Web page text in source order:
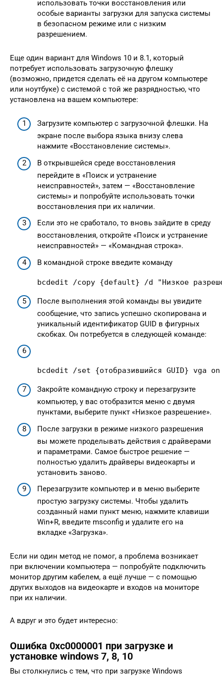
использовать точки восстановления или
особые варианты загрузки для запуска системы
в безопасном режиме или с низким
разрешением.
Еще один вариант для Windows 10 и 8.1, который
потребует использовать загрузочную флешку
(возможно, придется сделать её на другом компьютере
или ноутбуке) с системой с той же разрядностью, что
установлена на вашем компьютере:
Загрузите компьютер с загрузочной флешки. На
экране после выбора языка внизу слева
нажмите «Восстановление системы».
В открывшейся среде восстановления
перейдите в «Поиск и устранение
неисправностей», затем — «Восстановление
системы» и попробуйте использовать точки
восстановления при их наличии.
Если это не сработало, то вновь зайдите в среду
восстановления, откройте «Поиск и устранение
неисправностей» — «Командная строка».
В командной строке введите команду
bcdedit /copy {default} /d "Низкое
После выполнения этой команды вы увидите
сообщение, что запись успешно скопирована и
уникальный идентификатор GUID в фигурных
скобках. Он потребуется в следующей команде:
bcdedit /set {отобразившийся GUID} vga on
Закройте командную строку и перезагрузите
компьютер, у вас отобразится меню с двумя
пунктами, выберите пункт «Низкое разрешение».
После загрузки в режиме низкого разрешения
вы можете проделывать действия с драйверами
и параметрами. Самое быстрое решение —
полностью удалить драйверы видеокарты и
установить заново.
Перезагрузите компьютер и в меню выберите
простую загрузку системы. Чтобы удалить
созданный нами пункт меню, нажмите клавиши
Win+R, введите msconfig и удалите его на
вкладке «Загрузка».
Если ни один метод не помог, а проблема возникает
при включении компьютера — попробуйте подключить
монитор другим кабелем, а ещё лучше — с помощью
других выходов на видеокарте и входов на мониторе
при их наличии.
А вдруг и это будет интересно:
Ошибка 0xc0000001 при загрузке и
установке windows 7, 8, 10
Вы столкнулись с тем, что при загрузке Windows